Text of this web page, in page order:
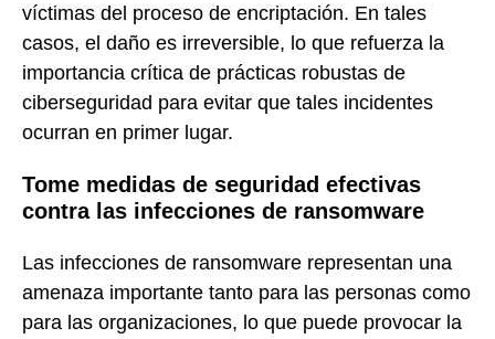
víctimas del proceso de encriptación. En tales
casos, el daño es irreversible, lo que refuerza la
importancia crítica de prácticas robustas de
ciberseguridad para evitar que tales incidentes
ocurran en primer lugar.
Tome medidas de seguridad efectivas
contra las infecciones de ransomware
Las infecciones de ransomware representan una
amenaza importante tanto para las personas como
para las organizaciones, lo que puede provocar la